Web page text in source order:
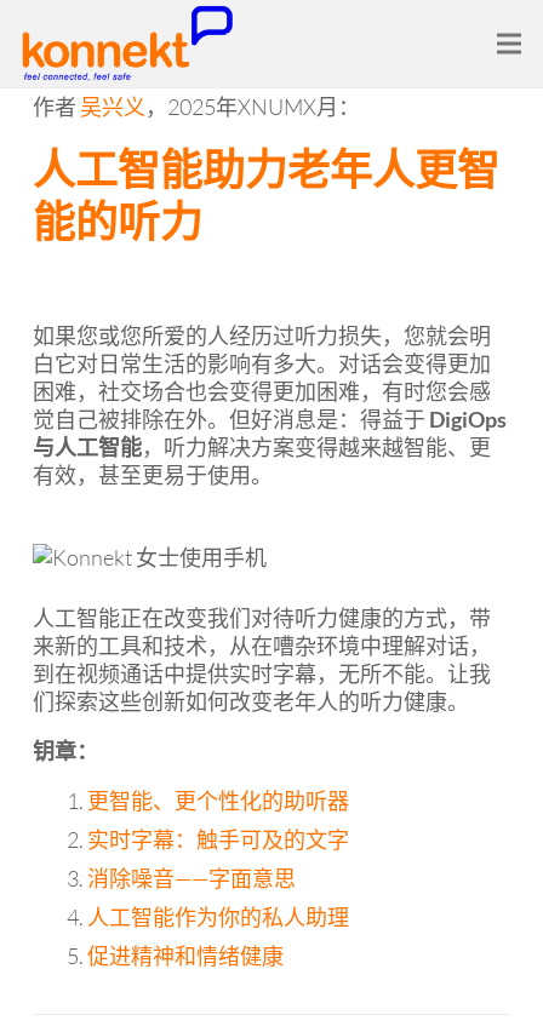
作者 吴兴义 ，2025年XNUMX月：
人工智能助力老年人更智
能的听力
如果您或您所爱的人经历过听力损失，您就会明
白它对日常生活的影响有多大。对话会变得更加
困难，社交场合也会变得更加困难，有时您会感
觉自己被排除在外。但好消息是：得益于 DigiOps
与人工智能，听力解决方案变得越来越智能、更
有效，甚至更易于使用。
人工智能正在改变我们对待听力健康的方式，带
来新的工具和技术，从在嘈杂环境中理解对话，
到在视频通话中提供实时字幕，无所不能。让我
们探索这些创新如何改变老年人的听力健康。
钥章：
更智能、更个性化的助听器
实时字幕：触手可及的文字
消除噪音——字面意思
人工智能作为你的私人助理
促进精神和情绪健康